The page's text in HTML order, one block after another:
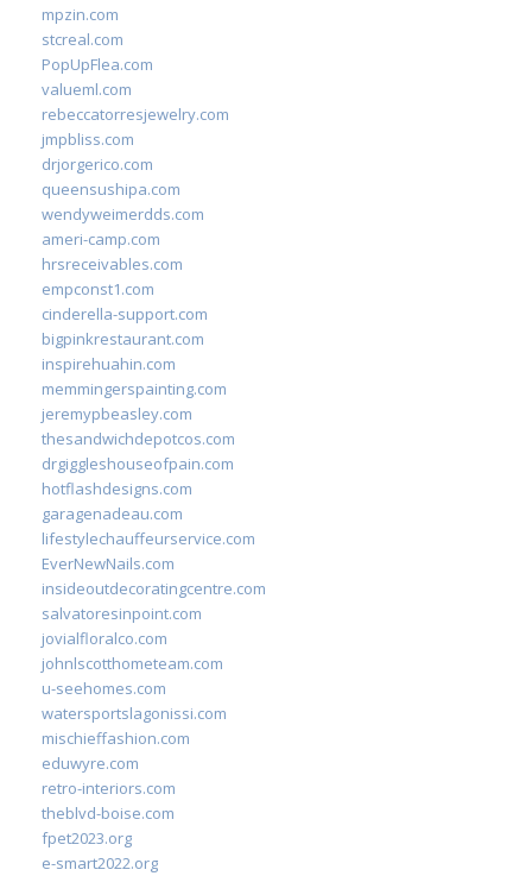
mpzin.com
stcreal.com
PopUpFlea.com
valueml.com
rebeccatorresjewelry.com
jmpbliss.com
drjorgerico.com
queensushipa.com
wendyweimerdds.com
ameri-camp.com
hrsreceivables.com
empconst1.com
cinderella-support.com
bigpinkrestaurant.com
inspirehuahin.com
memmingerspainting.com
jeremypbeasley.com
thesandwichdepotcos.com
drgiggleshouseofpain.com
hotflashdesigns.com
garagenadeau.com
lifestylechauffeurservice.com
EverNewNails.com
insideoutdecoratingcentre.com
salvatoresinpoint.com
jovialfloralco.com
johnlscotthometeam.com
u-seehomes.com
watersportslagonissi.com
mischieffashion.com
eduwyre.com
retro-interiors.com
theblvd-boise.com
fpet2023.org
e-smart2022.org